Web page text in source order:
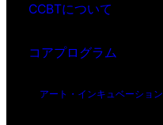
CCBTについて
コアプログラム
アート・インキュベーション